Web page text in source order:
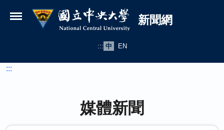
國立中央大學新聞網
新聞網
::: 中 EN
:::
媒體新聞